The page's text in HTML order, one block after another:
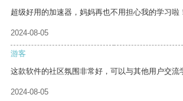
超级好用的加速器，妈妈再也不用担心我的学习啦
2024-08-05
游客
这款软件的社区氛围非常好，可以与其他用户交流
2024-08-05